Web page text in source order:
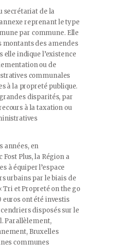
secrétariat de la
reprenant le type
par commune. Elle
montants des amendes
elle indique l’existence
ou de
communales
à la propreté publique.
disparités, par
à la taxation ou
années, en
Plus, la Région a
à équiper l’espace
urbains par le biais de
Tri et Propreté on the go
euros ont été investis
disposés sur le
Parallèlement,
Bruxelles
communes